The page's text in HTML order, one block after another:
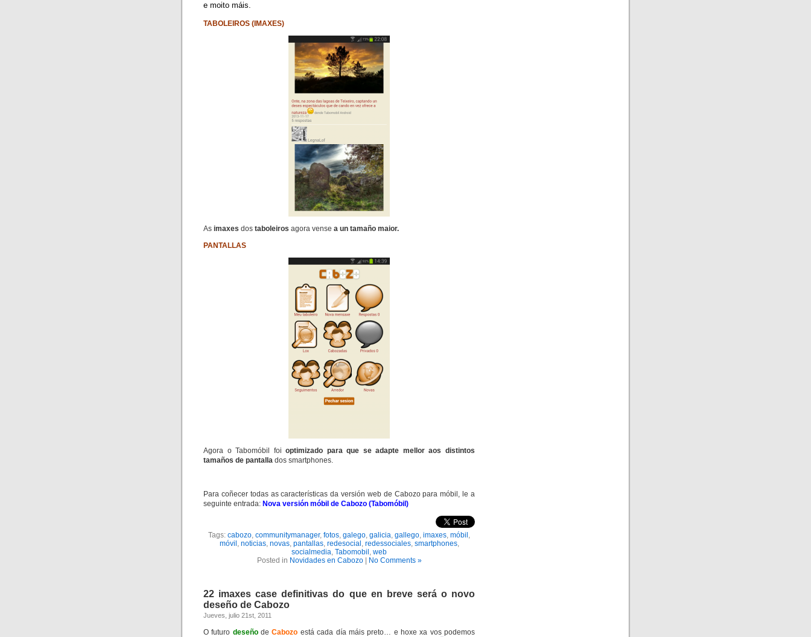
e moito máis.
TABOLEIROS (IMAXES)
As imaxes dos taboleiros agora vense a un tamaño maior.
PANTALLAS
Agora oTabomóbil foioptimizado para que se adapte mellor aos distintos
tamaños de pantalla dos smartphones.
Para coñecer todas as características da versión web de Cabozopara móbil, le a
seguinte entrada: Nova versión móbil de Cabozo (Tabomóbil)
Tags: cabozo, communitymanager, fotos, galego, galicia, gallego, imaxes, móbil ,
móvil , noticias, novas, pantallas, redesocial , redessociales, smartphones,
socialmedia, Tabomobil , web
Posted in Novidades en Cabozo| No Comments »
22 imaxes case definitivas do que en breve será o novo
deseño de Cabozo
Jueves, julio 21st, 2011
O futuro deseñodeCabozo está cada día máis preto… e hoxe xa vos podemos